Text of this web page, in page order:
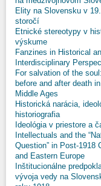
Elity na Slovensku v 19.
storočí
Etnické stereotypy v
výskume
Fanzines in Historical
Interdisciplinary
For salvation of the
before and after death
Middle Ages
Historická narácia,
historiografia
Ideológia v priestore a
Intellectuals and the
Question” in Post-1918
and Eastern Europe
Inštitucionálne
vývoja vedy na